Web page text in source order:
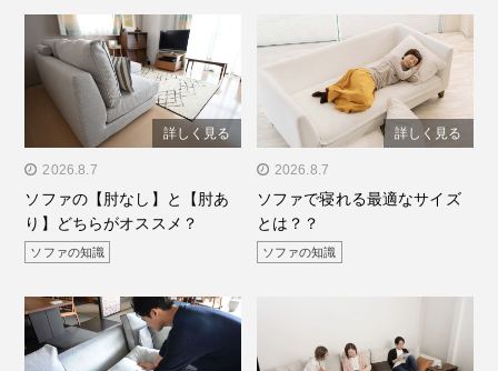
" alt="ソファの【肘なし】
と【肘あり】どちらがオス
スメ？"/>
詳しく見る
2026.8.7
ソファの【肘なし】と【肘あ
り】どちらがオススメ？
ソファの知識
" alt="ソファで寝れる最適
なサイズとは？？"/>
詳しく見る
2026.8.7
ソファで寝れる最適なサイズ
とは？？
ソファの知識